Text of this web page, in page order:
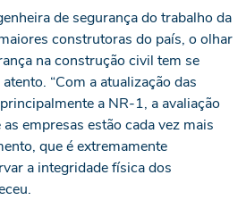
de segurança do trabalho da
construtoras do país, o olhar
na construção civil tem se
“Com a atualização das
a NR-1, a avaliação
empresas estão cada vez mais
que é extremamente
a integridade física dos